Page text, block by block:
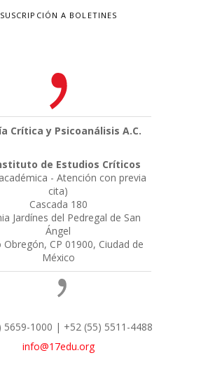
SUSCRIPCIÓN A BOLETINES
Crítica y Psicoanálisis A.C.
de Estudios Críticos
- Atención con previa
cita)
Cascada 180
Jardínes del Pedregal de San
Ángel
Obregón, CP 01900, Ciudad de
México
5659-1000 | +52 (55) 5511-4488
info@17edu.org